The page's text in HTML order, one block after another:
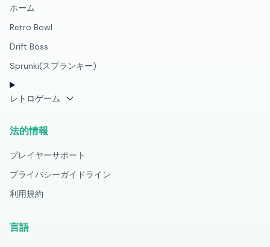
ホーム
Retro Bowl
Drift Boss
Sprunki(スプランキー)
レトロゲーム
法的情報
プレイヤーサポート
プライバシーガイドライン
利用規約
言語